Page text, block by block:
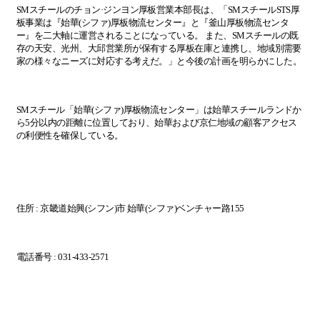
SM スチールのチョン·ジンヨン厚板営業本部長は、「 SM スチールSTS厚
板事業は『始華(シファ)厚板物流センタ ー 』と『釜山厚板物流センタ
ー 』を二大軸に運営されることになっている。 また、 SM スチールの既
存の天安、光州、大邱営業所が保有する厚板在庫と連携し、地域別需要
家の様々 なニ ーズに対応する考えだ。 」と今後の計画を明らかにした 。
SM スチール「始華(シファ)厚板物流センタ ー 」は始華スチー ルランドか
ら5分以 内の距離に位置しており、始華および京仁地域の顧客アクセス
の利便性を確保している。
住所 :京畿道始興(シフン)市 始華(シファ)ベンチャー路155
電話番号 : 031-433-2571